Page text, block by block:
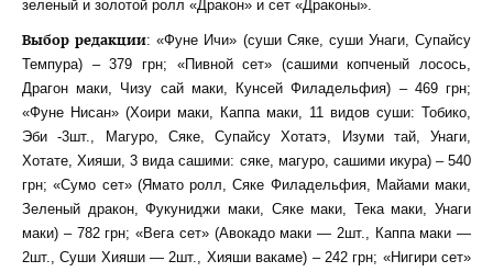
зеленый и золотой ролл «Дракон» и сет «Драконы».
Выбор редакции: «Фуне Ичи» (суши Сяке, суши Унаги, Супайсу
Темпура) – 379 грн; «Пивной сет» (сашими копченый лосось,
Драгон маки, Чизу сай маки, Кунсей Филадельфия) – 469 грн;
«Фуне Нисан» (Хоири маки, Каппа маки, 11 видов суши: Тобико,
Эби -3шт., Магуро, Сяке, Супайсу Хотатэ, Изуми тай, Унаги,
Хотате, Хияши, 3 вида сашими: сяке, магуро, сашими икура) – 540
грн; «Сумо сет» (Ямато ролл, Сяке Филадельфия, Майами маки,
Зеленый дракон, Фукуниджи маки, Сяке маки, Тека маки, Унаги
маки) – 782 грн; «Вега сет» (Авокадо маки — 2шт., Каппа маки —
2шт., Суши Хияши — 2шт., Хияши вакаме) – 242 грн; «Нигири сет»